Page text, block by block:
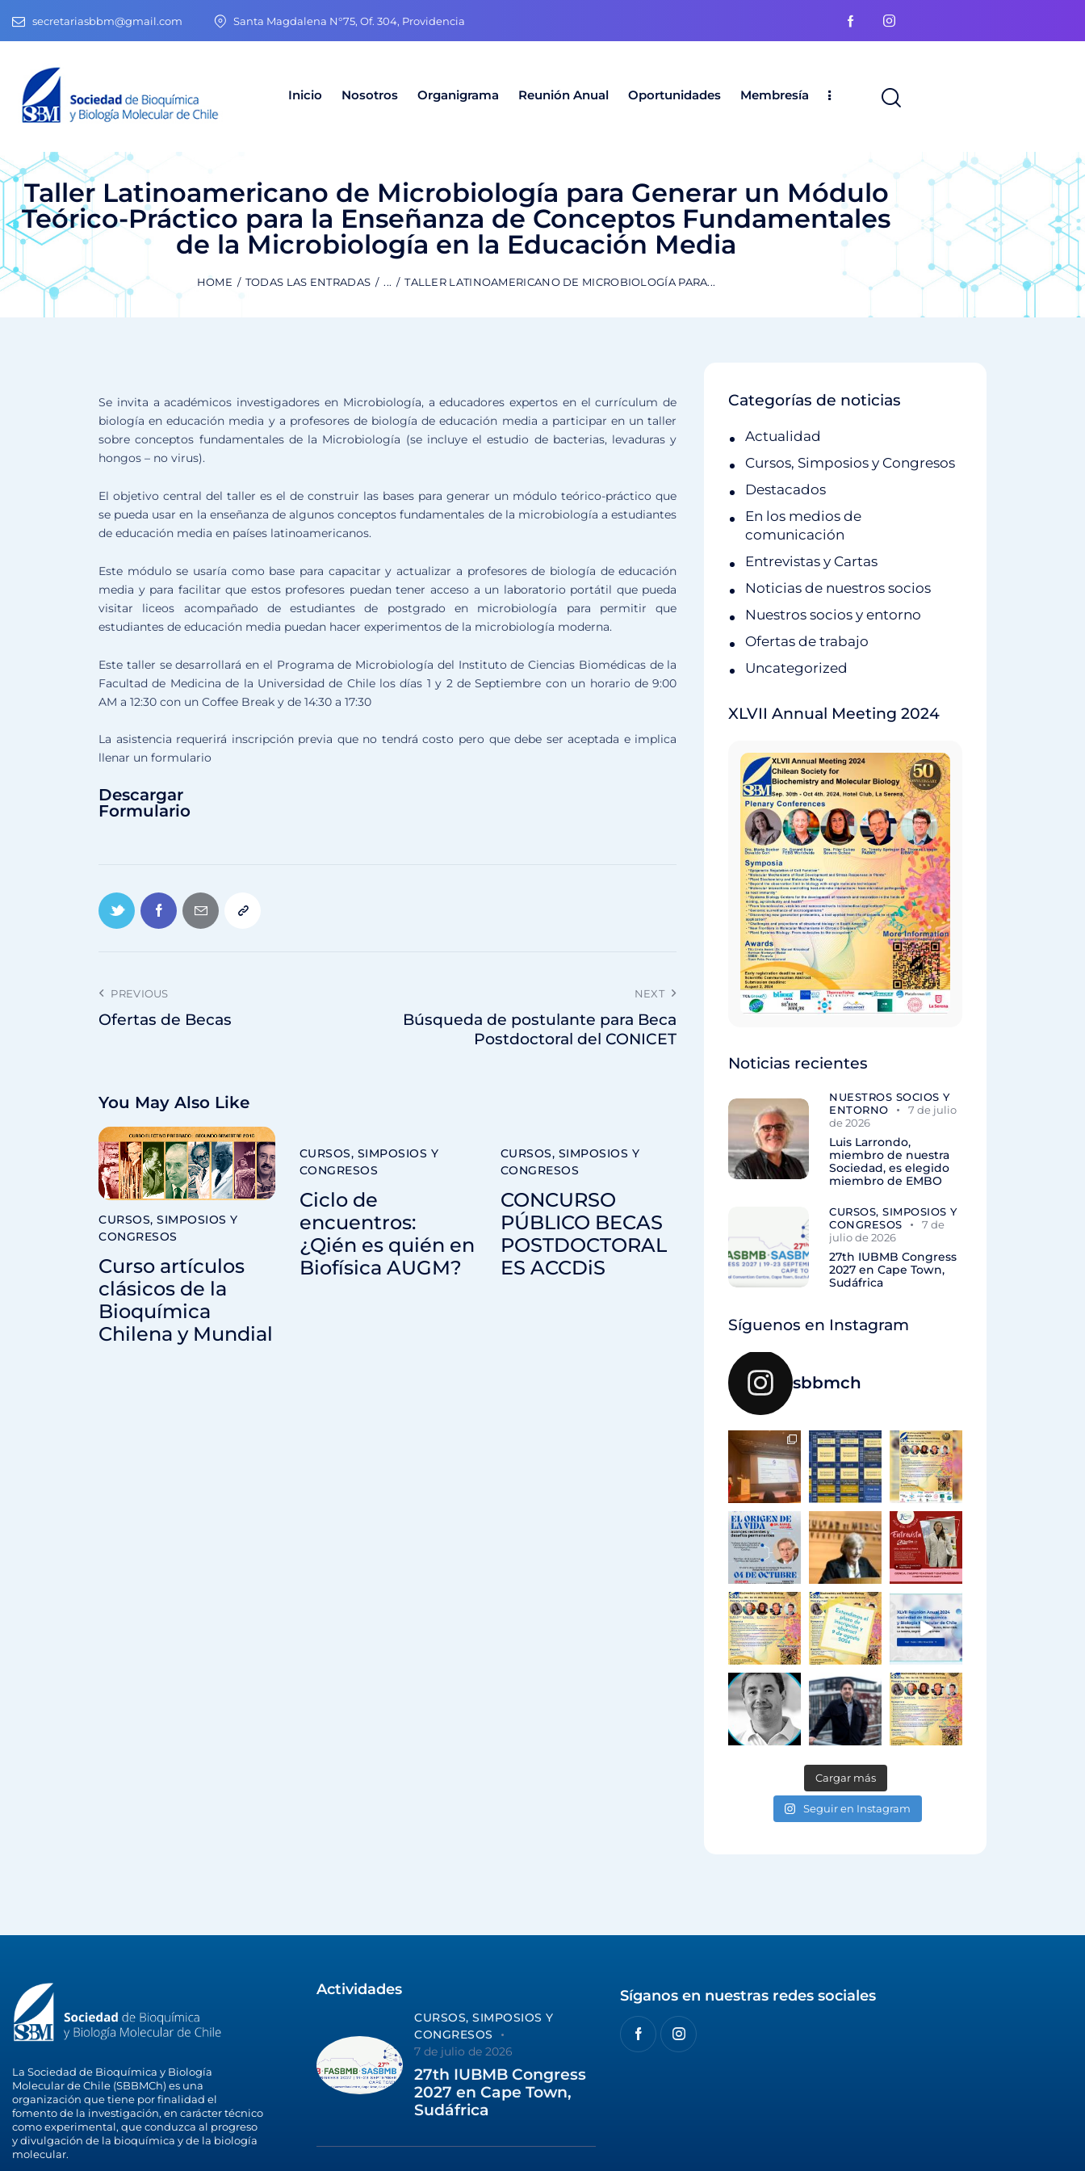
secretariasbbm@gmail.com Santa Magdalena N°75, Of. 304, Providencia
Inicio Nosotros Organigrama Reunión Anual Oportunidades Membresía
Taller Latinoamericano de Microbiología para Generar un Módulo
Teórico-Práctico para la Enseñanza de Conceptos Fundamentales
de la Microbiología en la Educación Media
HOME TODAS LAS ENTRADAS ... TALLER LATINOAMERICANO DE MICROBIOLOGÍA PARA...
Se invita a académicos investigadores en Microbiología, a educadores expertos en el currículum de
biología en educación media y a profesores de biología de educación media a participar en un taller
sobre conceptos fundamentales de la Microbiología (se incluye el estudio de bacterias, levaduras y
hongos – no virus).
El objetivo central del taller es el de construir las bases para generar un módulo teórico-práctico que
se pueda usar en la enseñanza de algunos conceptos fundamentales de la microbiología a estudiantes
de educación media en países latinoamericanos.
Este módulo se usaría como base para capacitar y actualizar a profesores de biología de educación
media y para facilitar que estos profesores puedan tener acceso a un laboratorio portátil que pueda
visitar liceos acompañado de estudiantes de postgrado en microbiología para permitir que
estudiantes de educación media puedan hacer experimentos de la microbiología moderna.
Este taller se desarrollará en el Programa de Microbiología del Instituto de Ciencias Biomédicas de la
Facultad de Medicina de la Universidad de Chile los días 1 y 2 de Septiembre con un horario de 9:00
AM a 12:30 con un Coffee Break y de 14:30 a 17:30
La asistencia requerirá inscripción previa que no tendrá costo pero que debe ser aceptada e implica
llenar un formulario
Descargar
Formulario
PREVIOUS
Ofertas de Becas
NEXT
Búsqueda de postulante para Beca
Postdoctoral del CONICET
You May Also Like
CURSOS, SIMPOSIOS Y
CONGRESOS
Curso artículos
clásicos de la
Bioquímica
Chilena y Mundial
CURSOS, SIMPOSIOS Y
CONGRESOS
Ciclo de
encuentros:
¿Qién es quién en
Biofísica AUGM?
CURSOS, SIMPOSIOS Y
CONGRESOS
CONCURSO
PÚBLICO BECAS
POSTDOCTORAL
ES ACCDiS
Categorías de noticias
Actualidad
Cursos, Simposios y Congresos
Destacados
En los medios de
comunicación
Entrevistas y Cartas
Noticias de nuestros socios
Nuestros socios y entorno
Ofertas de trabajo
Uncategorized
XLVII Annual Meeting 2024
Noticias recientes
NUESTROS SOCIOS Y
ENTORNO
7 de julio
de 2026
Luis Larrondo,
miembro de nuestra
Sociedad, es elegido
miembro de EMBO
CURSOS, SIMPOSIOS Y
CONGRESOS
7 de
julio de 2026
27th IUBMB Congress
2027 en Cape Town,
Sudáfrica
Síguenos en Instagram
sbbmch
Cargar más
Seguir en Instagram
La Sociedad de Bioquímica y Biología
Molecular de Chile (SBBMCh) es una
organización que tiene por finalidad el
fomento de la investigación, en carácter técnico
como experimental, que conduzca al progreso
y divulgación de la bioquímica y de la biología
molecular.
Actividades
CURSOS, SIMPOSIOS Y
CONGRESOS
7 de julio de 2026
27th IUBMB Congress
2027 en Cape Town,
Sudáfrica
Síganos en nuestras redes sociales